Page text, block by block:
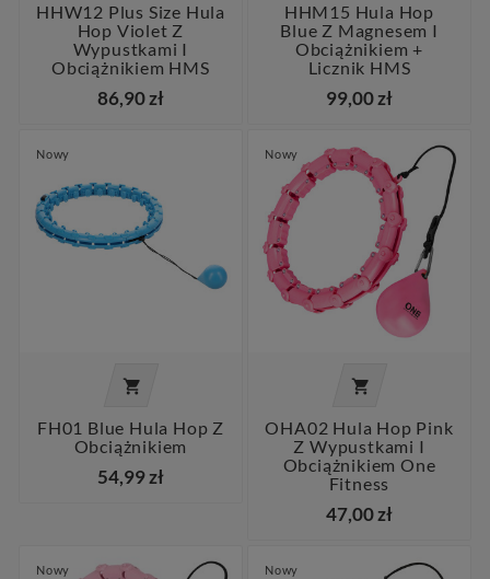
HHW12 Plus Size Hula
Hop Violet Z
Wypustkami I
Obciążnikiem HMS
86,90 zł
HHM15 Hula Hop
Blue Z Magnesem I
Obciążnikiem +
Licznik HMS
99,00 zł
Nowy

FH01 Blue Hula Hop Z
Obciążnikiem
54,99 zł
Nowy

OHA02 Hula Hop Pink
Z Wypustkami I
Obciążnikiem One
Fitness
47,00 zł
Nowy Nowy